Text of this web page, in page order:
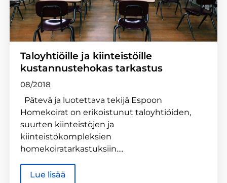
Taloyhtiöille ja kiinteistöille
kustannustehokas tarkastus
08/2018
Pätevä ja luotettava tekijä Espoon
Homekoirat on erikoistunut taloyhtiöiden,
suurten kiinteistöjen ja
kiinteistökompleksien
homekoiratarkastuksiin….
Lue lisää